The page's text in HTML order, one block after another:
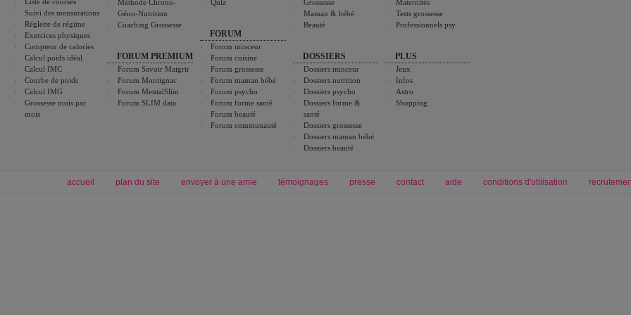
Suivi des mensurations
Réglette de régime
Exercices physiques
Compteur de calories
Calcul poids idéal
Calcul IMC
Courbe de poids
Calcul IMG
Grossesse mois par
mois
Méthode Chrono-
Géno-Nutrition
Coaching Grossesse
FORUM PREMIUM
Forum Savoir Maigrir
Forum Montignac
Forum MentalSlim
Forum SLIM data
Quiz
FORUM
Forum minceur
Forum cuisine
Forum grossesse
Forum maman bébé
Forum psycho
Forum forme santé
Forum beauté
Forum communauté
Grossesse
Maman & bébé
Beauté
DOSSIERS
Dossiers minceur
Dossiers nutrition
Dossiers psycho
Dossiers forme &
santé
Dossiers grossesse
Dossiers maman bébé
Dossiers beauté
Maternités
Tests grossesse
Professionnels psy
PLUS
Jeux
Infos
Astro
Shopping
accueil plan du site envoyer à une amie témoignages presse contact aide conditions d'utilisation